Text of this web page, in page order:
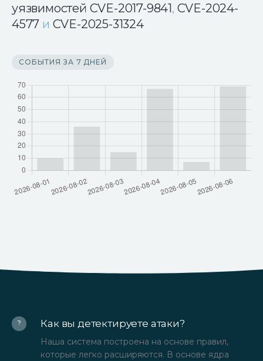
уязвимостей CVE-2017-9841, CVE-2024-
4577 и CVE-2025-31324
СОБЫТИЯ ЗА 7 ДНЕЙ
? Как вы детектируете атаки?
Наша система построена на основе правил,
которые легко расширяются. В основе ядра